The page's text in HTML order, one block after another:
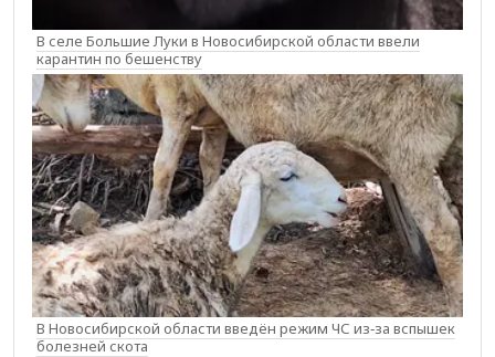
В селе Большие Луки в Новосибирской области ввели
карантин по бешенству
В Новосибирской области введён режим ЧС из‑за вспышек
болезней скота